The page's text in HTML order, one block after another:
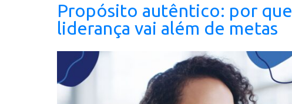
Propósito autêntico: por que
liderança vai além de metas